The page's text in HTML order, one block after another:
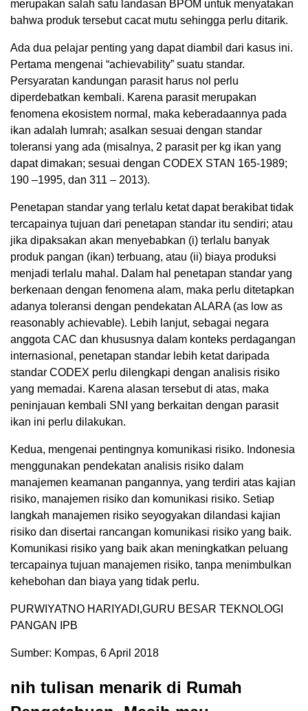
merupakan salah satu landasan BPOM untuk menyatakan
bahwa produk tersebut cacat mutu sehingga perlu ditarik.
Ada dua pelajar penting yang dapat diambil dari kasus ini.
Pertama mengenai “achievability” suatu standar.
Persyaratan kandungan parasit harus nol perlu
diperdebatkan kembali. Karena parasit merupakan
fenomena ekosistem normal, maka keberadaannya pada
ikan adalah lumrah; asalkan sesuai dengan standar
toleransi yang ada (misalnya, 2 parasit per kg ikan yang
dapat dimakan; sesuai dengan CODEX STAN 165-1989;
190 –1995, dan 311 – 2013).
Penetapan standar yang terlalu ketat dapat berakibat tidak
tercapainya tujuan dari penetapan standar itu sendiri; atau
jika dipaksakan akan menyebabkan (i) terlalu banyak
produk pangan (ikan) terbuang, atau (ii) biaya produksi
menjadi terlalu mahal. Dalam hal penetapan standar yang
berkenaan dengan fenomena alam, maka perlu ditetapkan
adanya toleransi dengan pendekatan ALARA (as low as
reasonably achievable). Lebih lanjut, sebagai negara
anggota CAC dan khususnya dalam konteks perdagangan
internasional, penetapan standar lebih ketat daripada
standar CODEX perlu dilengkapi dengan analisis risiko
yang memadai. Karena alasan tersebut di atas, maka
peninjauan kembali SNI yang berkaitan dengan parasit
ikan ini perlu dilakukan.
Kedua, mengenai pentingnya komunikasi risiko. Indonesia
menggunakan pendekatan analisis risiko dalam
manajemen keamanan pangannya, yang terdiri atas kajian
risiko, manajemen risiko dan komunikasi risiko. Setiap
langkah manajemen risiko seyogyakan dilandasi kajian
risiko dan disertai rancangan komunikasi risiko yang baik.
Komunikasi risiko yang baik akan meningkatkan peluang
tercapainya tujuan manajemen risiko, tanpa menimbulkan
kehebohan dan biaya yang tidak perlu.
PURWIYATNO HARIYADI,GURU BESAR TEKNOLOGI
PANGAN IPB
Sumber: Kompas, 6 April 2018
nih tulisan menarik di Rumah